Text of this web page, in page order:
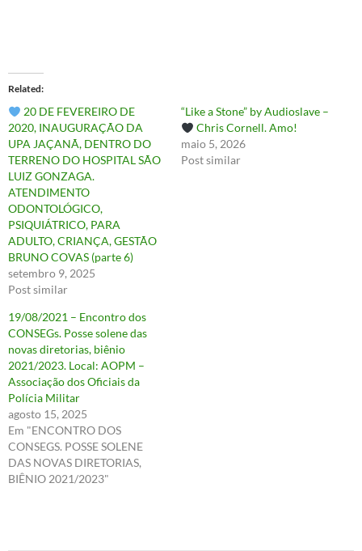
Related
20 DE FEVEREIRO DE
2020, INAUGURAÇÃO DA
UPA JAÇANÃ, DENTRO DO
TERRENO DO HOSPITAL SÃO
LUIZ GONZAGA.
ATENDIMENTO
ODONTOLÓGICO,
PSIQUIÁTRICO, PARA
ADULTO, CRIANÇA, GESTÃO
BRUNO COVAS (parte 6)
setembro 9, 2025
Post similar
“Like a Stone” by Audioslave –
Chris Cornell. Amo!
maio 5, 2026
Post similar
19/08/2021 – Encontro dos
CONSEGs. Posse solene das
novas diretorias, biênio
2021/2023. Local: AOPM –
Associação dos Oficiais da
Polícia Militar
agosto 15, 2025
Em "ENCONTRO DOS
CONSEGS. POSSE SOLENE
DAS NOVAS DIRETORIAS,
BIÊNIO 2021/2023"